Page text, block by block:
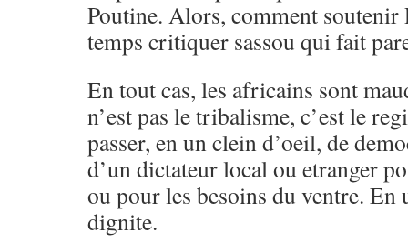
Poutine. Alors, comment soutenir
temps critiquer sassou qui fait
En tout cas, les africains sont
n’est pas le tribalisme, c’est le
passer, en un clein d’oeil, de
d’un dictateur local ou etranger
ou pour les besoins du ventre. En
dignite.